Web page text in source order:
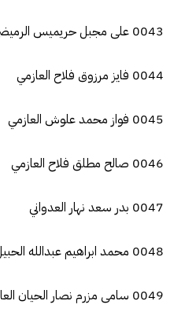
0043 على مجبل حريميس الرميضى
0044 فايز مرزوق فلاح العازمي
0045 فواز محمد علوش العازمي
0046 صالح مطلق فلاح العازمي
0047 بدر سعد نهار العدواني
0048 محمد ابراهيم عبدالله الحبيل
0049 سامى مزرم نصار الحيان العازمى